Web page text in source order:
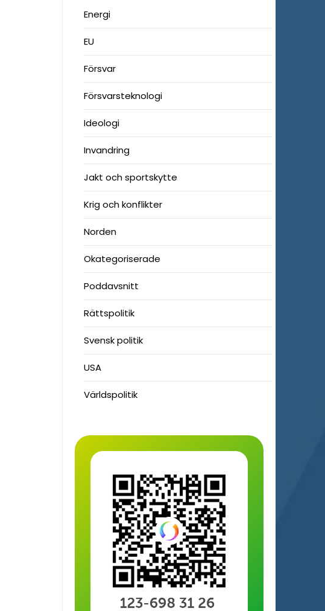
Energi
EU
Försvar
Försvarsteknologi
Ideologi
Invandring
Jakt och sportskytte
Krig och konflikter
Norden
Okategoriserade
Poddavsnitt
Rättspolitik
Svensk politik
USA
Världspolitik